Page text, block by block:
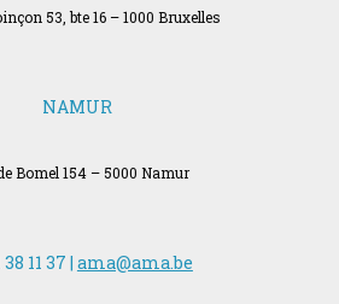
53, bte 16 – 1000 Bruxelles
NAMUR
Bomel 154 – 5000 Namur
11 37 | ama@ama.be